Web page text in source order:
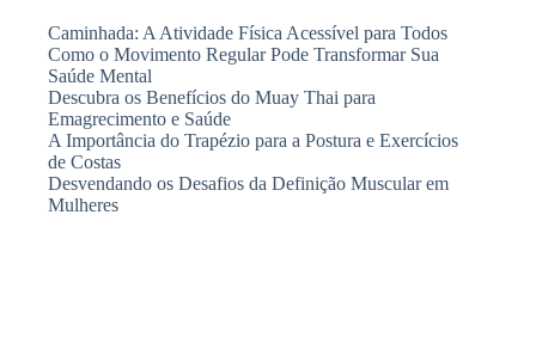
Caminhada: A Atividade Física Acessível para Todos
Como o Movimento Regular Pode Transformar Sua
Saúde Mental
Descubra os Benefícios do Muay Thai para
Emagrecimento e Saúde
A Importância do Trapézio para a Postura e Exercícios
de Costas
Desvendando os Desafios da Definição Muscular em
Mulheres